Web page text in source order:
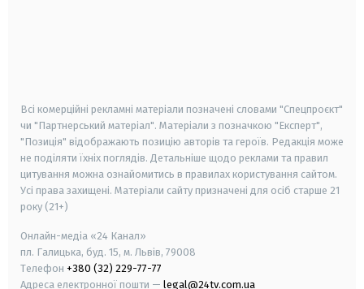
Всі комерційні рекламні матеріали позначені словами "Спецпроєкт"
чи "Партнерський матеріал". Матеріали з позначкою "Експерт",
"Позиція" відображають позицію авторів та героїв. Редакція може
не поділяти їхніх поглядів. Детальніше щодо реклами та правил
цитування можна ознайомитись в правилах користування сайтом.
Усі права захищені. Матеріали сайту призначені для осіб старше 21
року (21+)
Онлайн-медіа «24 Канал»
пл. Галицька, буд. 15, м. Львів, 79008
Телефон +380 (32) 229-77-77
Адреса електронної пошти — legal@24tv.com.ua